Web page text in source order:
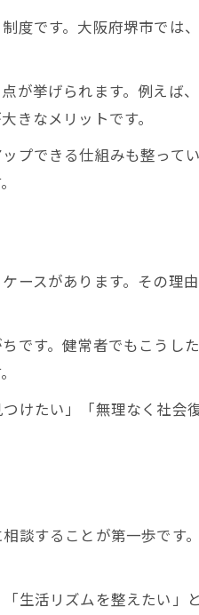
度です。大阪府堺市では
が挙げられます。例えば
きなメリットです。
プできる仕組みも整って
ースがあります。その理
です。健常者でもこうし
けたい」「無理なく社会
談することが第一歩です
生活リズムを整えたい」